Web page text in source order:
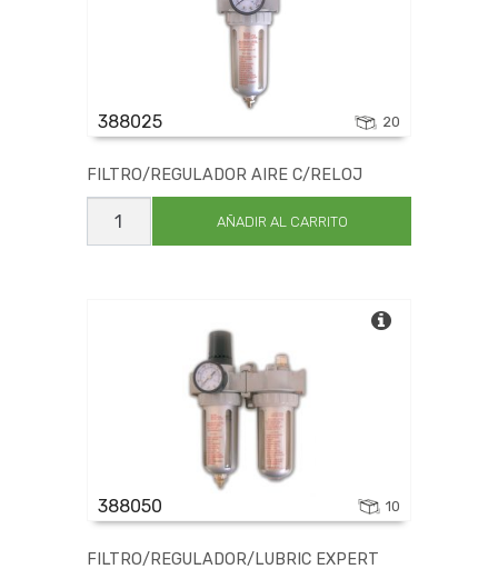
388025 20
FILTRO/REGULADOR AIRE C/RELOJ
FILTRO/REGULADOR
AIRE
C/RELOJ
AÑADIR AL CARRITO
388050 10
FILTRO/REGULADOR/LUBRIC EXPERT